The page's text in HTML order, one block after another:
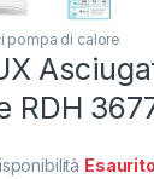
pompa di calore
RDH
Esaurito